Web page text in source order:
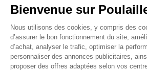
Bienvenue sur
Plateforme de
Nous utilisons des cookies, y compris des
d’assurer le bon fonctionnement du site,
d’achat, analyser le trafic, optimiser la
personnaliser des annonces publicitaires,
proposer des offres adaptées selon vos
questions
Posez-nous vos